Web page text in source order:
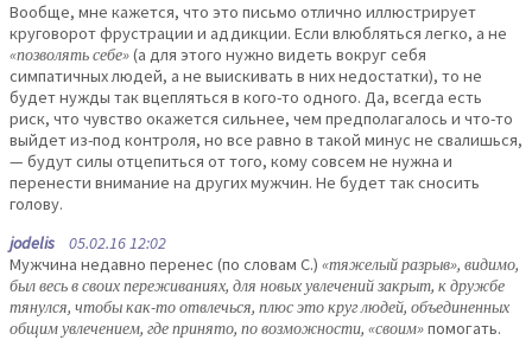
Вообще, мне кажется, что это письмо отлично иллюстрирует
круговорот фрустрации и аддикции. Если влюбляться легко, а не
«позволять себе»(а для этого нужно видеть вокруг себя
симпатичных людей, а не выискивать в них недостатки), то не
будет нужды так вцепляться в кого-то одного. Да, всегда есть
риск, что чувство окажется сильнее, чем предполагалось и что-то
выйдет из-под контроля, но все равно в такой минус не свалишься,
— будут силы отцепиться от того, кому совсем не нужна и
перенести внимание на других мужчин. Не будет так сносить
голову.
jodelis 05.02.16 12:02
Мужчина недавно перенес (по словам С.) «тяжелый разрыв», видимо,
был весь в своих переживаниях, для новых увлечений закрыт, к дружбе
тянулся, чтобы как-то отвлечься, плюс это круг людей, объединенных
общим увлечением, где принято, по возможности, «своим»помогать.